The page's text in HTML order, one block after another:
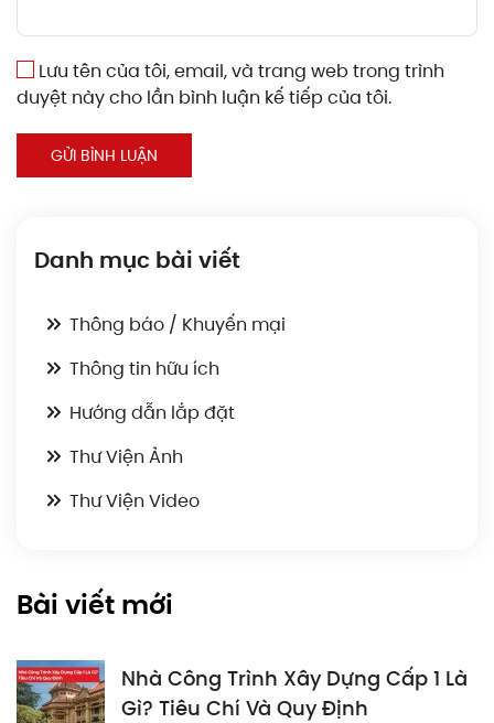
Lưu tên của tôi, email, và trang web trong trình
duyệt này cho lần bình luận kế tiếp của tôi.
GỬI BÌNH LUẬN
Danh mục bài viết
Thông báo / Khuyến mại
Thông tin hữu ích
Hướng dẫn lắp đặt
Thư Viện Ảnh
Thư Viện Video
Bài viết mới
Nhà Công Trình Xây Dựng Cấp 1 Là
Gì? Tiêu Chí Và Quy Định